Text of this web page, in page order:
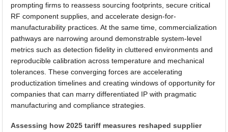
prompting firms to reassess sourcing footprints, secure critical
RF component supplies, and accelerate design-for-
manufacturability practices. At the same time, commercialization
pathways are narrowing around demonstrable system-level
metrics such as detection fidelity in cluttered environments and
reproducible calibration across temperature and mechanical
tolerances. These converging forces are accelerating
productization timelines and creating windows of opportunity for
companies that can marry differentiated IP with pragmatic
manufacturing and compliance strategies.
Assessing how 2025 tariff measures reshaped supplier